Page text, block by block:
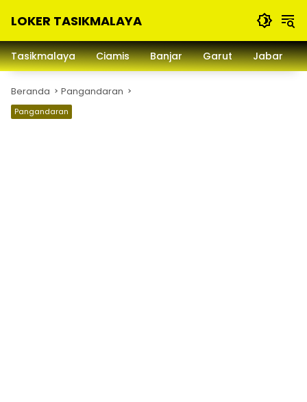
LOKER TASIKMALAYA
Lowongan
Kerja
dan
Sekitarna
Tasikmalaya Ciamis Banjar Garut Jabar
Beranda Pangandaran
Pangandaran